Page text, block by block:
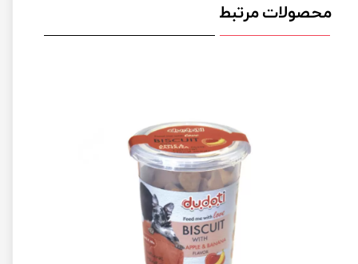
محصولات مرتبط